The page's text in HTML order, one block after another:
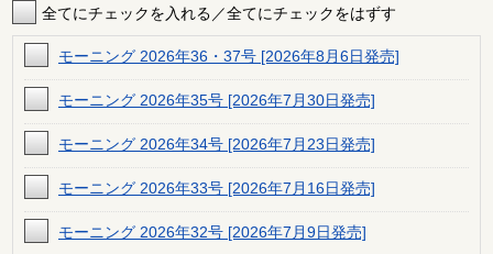
全てにチェックを入れる／全てにチェックをはずす
モーニング 2026年36・37号 [2026年8月6日発売]
モーニング 2026年35号 [2026年7月30日発売]
モーニング 2026年34号 [2026年7月23日発売]
モーニング 2026年33号 [2026年7月16日発売]
モーニング 2026年32号 [2026年7月9日発売]